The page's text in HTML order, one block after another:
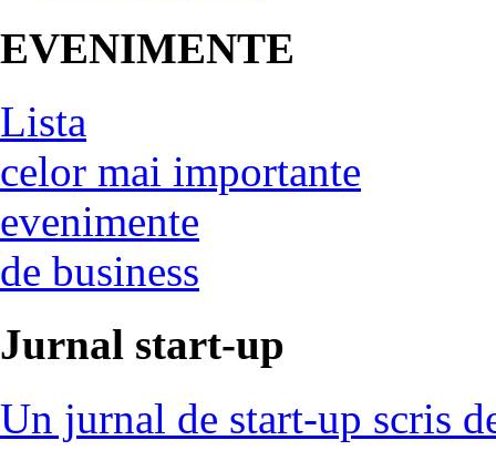
EVENIMENTE
Lista
celor mai importante
evenimente
de business
Jurnal start-up
Un jurnal de start-up scris